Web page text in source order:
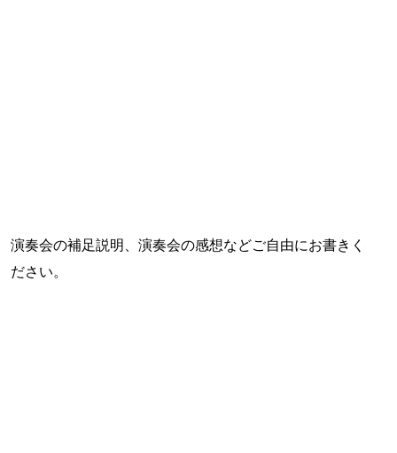
演奏会の補足説明、演奏会の感想などご自由にお書きく
ださい。